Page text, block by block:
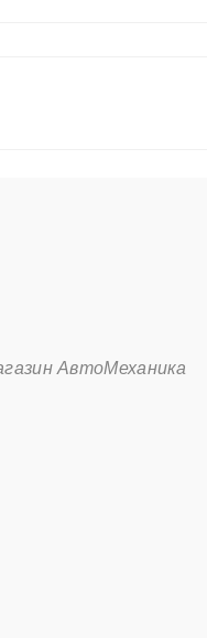
АвтоМеханика